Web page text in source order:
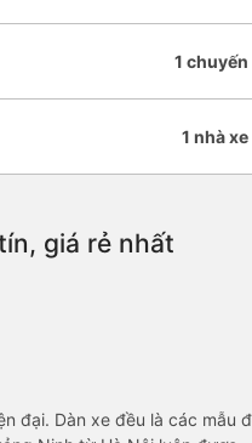
1 chuyến
1 nhà xe
giá rẻ nhất
đại. Dàn xe đều là các mẫu